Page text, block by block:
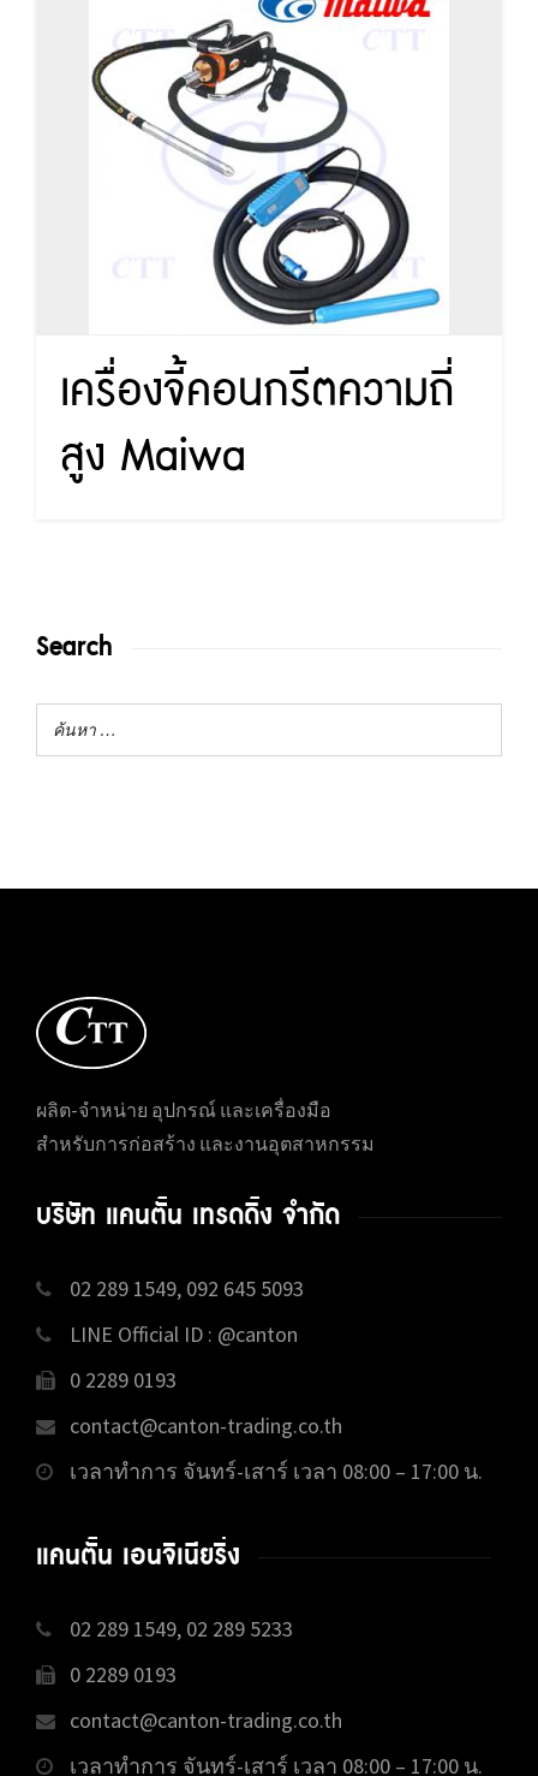
เครื่องจี้คอนกรีตความถี่
สูง Maiwa
Search
ผลิต-จำหน่าย อุปกรณ์ และเครื่องมือ
สำหรับการก่อสร้าง และงานอุตสาหกรรม
บริษัท แคนตั้น เทรดดิ้ง จำกัด
02 289 1549, 092 645 5093
LINE Official ID : @canton
0 2289 0193
contact@canton-trading.co.th
เวลาทำการ จันทร์-เสาร์ เวลา 08:00 – 17:00 น.
แคนตั้น เอนจิเนียริ่ง
02 289 1549, 02 289 5233
0 2289 0193
contact@canton-trading.co.th
เวลาทำการ จันทร์-เสาร์ เวลา 08:00 – 17:00 น.